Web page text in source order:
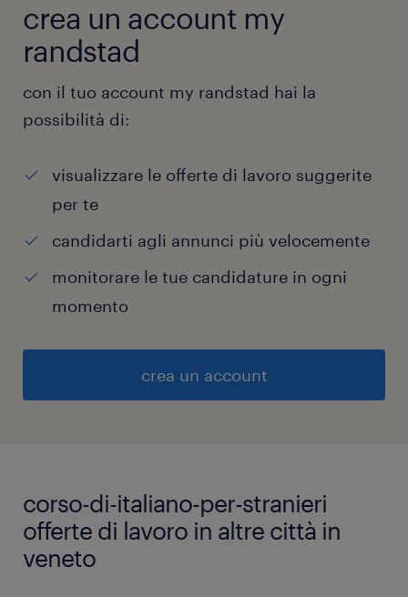
crea un account my
randstad
con il tuo account my randstad hai la
possibilità di:
visualizzare le offerte di lavoro suggerite
per te
candidarti agli annunci più velocemente
monitorare le tue candidature in ogni
momento
crea un account
corso-di-italiano-per-stranieri
offerte di lavoro in altre città in
veneto